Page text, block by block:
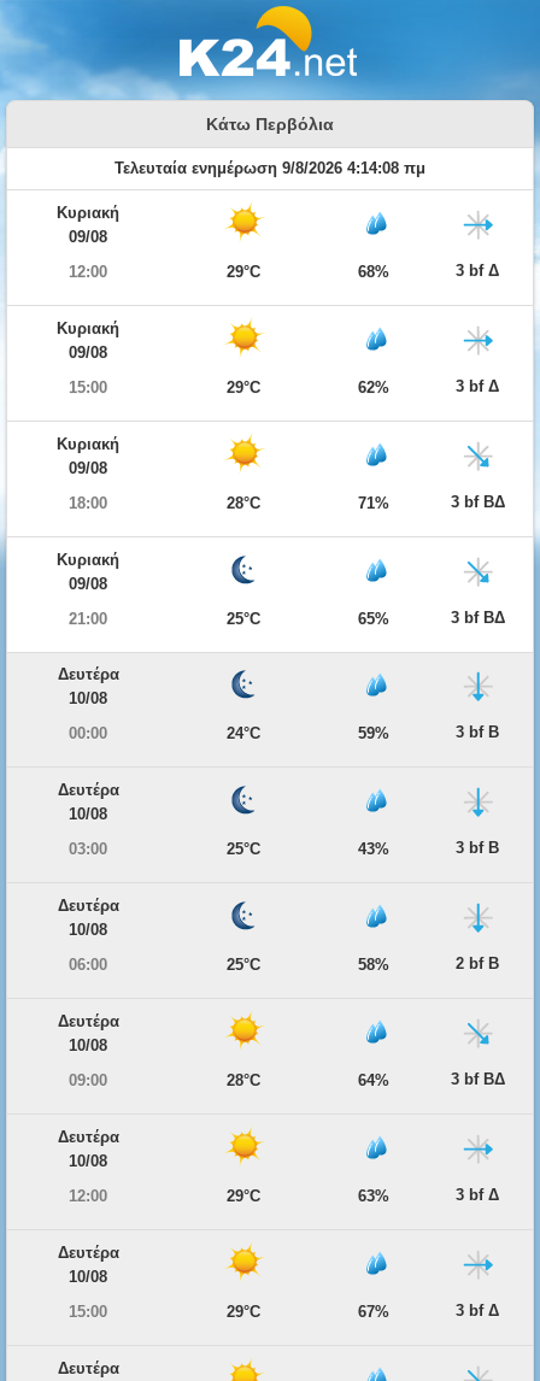
Κάτω Περβόλια
Τελευταία ενημέρωση 9/8/2026 4:14:08 πμ
Κυριακή
09/08
12:00
29°C 68% 3 bf Δ
Κυριακή
09/08
15:00
29°C 62% 3 bf Δ
Κυριακή
09/08
18:00
28°C 71% 3 bf ΒΔ
Κυριακή
09/08
21:00
25°C 65% 3 bf ΒΔ
Δευτέρα
10/08
00:00
24°C 59% 3 bf Β
Δευτέρα
10/08
03:00
25°C 43% 3 bf Β
Δευτέρα
10/08
06:00
25°C 58% 2 bf Β
Δευτέρα
10/08
09:00
28°C 64% 3 bf ΒΔ
Δευτέρα
10/08
12:00
29°C 63% 3 bf Δ
Δευτέρα
10/08
15:00
29°C 67% 3 bf Δ
Δευτέρα